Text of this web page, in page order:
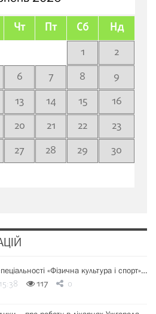
Чт Пт Сб Нд
1
2
6 7 8
9
13 14 15
16
20 21 22
23
27 28 29
30
«Фізична культура і спорт»…
117 0